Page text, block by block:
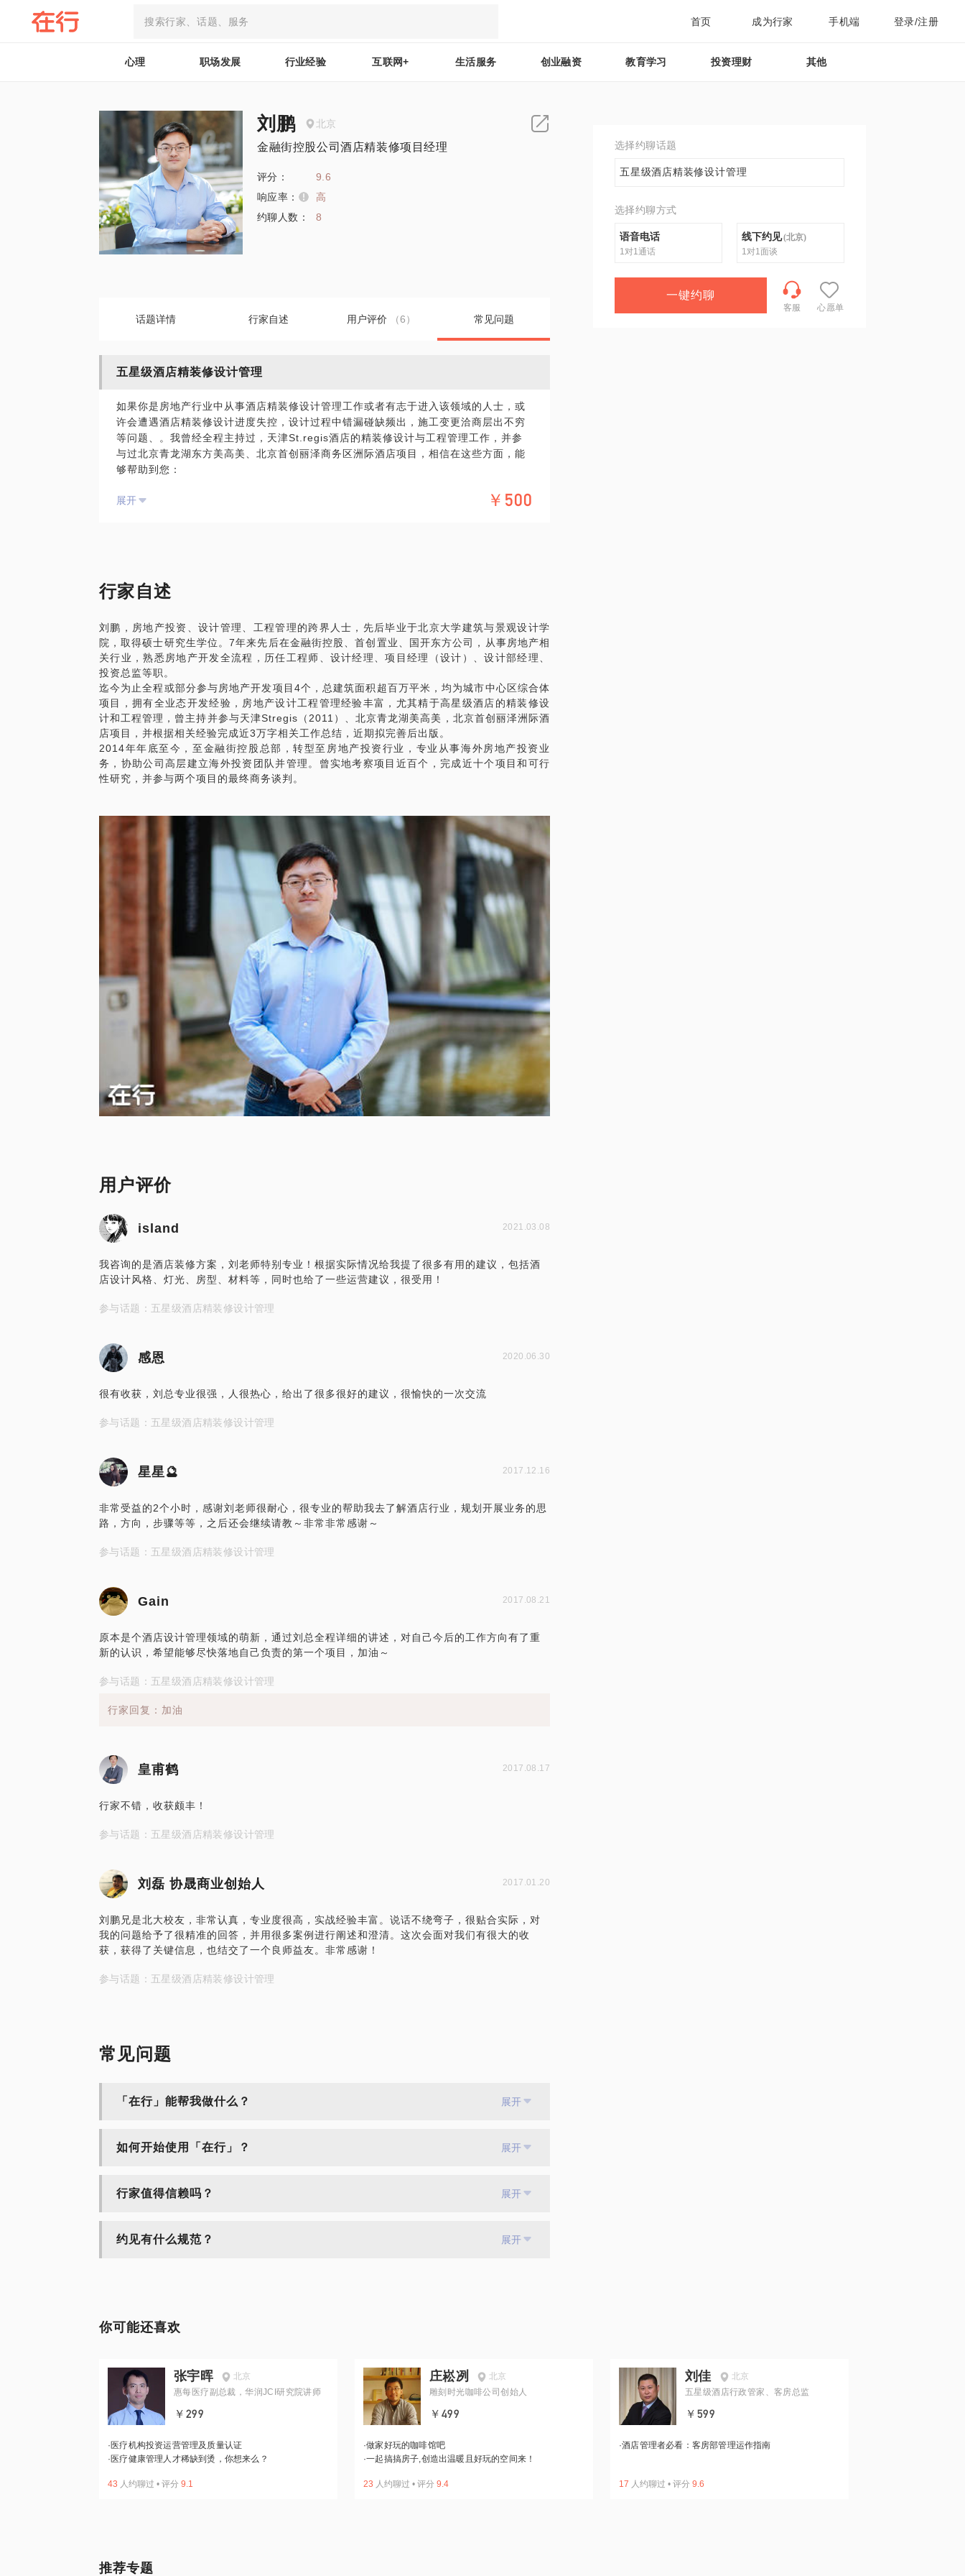
首页 成为行家 手机端 登录/注册
心理 职场发展 行业经验 互联网+ 生活服务 创业融资 教育学习 投资理财 其他
刘鹏 北京
金融街控股公司酒店精装修项目经理
评分：
9.6
响应率：
高
约聊人数：
8
话题详情 行家自述 用户评价 （6） 常见问题
五星级酒店精装修设计管理
如果你是房地产行业中从事酒店精装修设计管理工作或者有志于进入该领域的人士，或
许会遭遇酒店精装修设计进度失控，设计过程中错漏碰缺频出，施工变更洽商层出不穷
等问题、。我曾经全程主持过，天津St.regis酒店的精装修设计与工程管理工作，并参
与过北京青龙湖东方美高美、北京首创丽泽商务区洲际酒店项目，相信在这些方面，能
够帮助到您：
如何协调精装修设计与建筑、景观、灯光、艺术品、市政等数十种专业设计间工作，保
PS在选择与我见面前，请把你的问题更具体化，毕竟，一小时的谈话只能解决一个小问
题，请把你的问题提前发给我，方便我做更精细的准备，提升见面效率，期待与你的见
展开 ￥500
行家自述
刘鹏，房地产投资、设计管理、工程管理的跨界人士，先后毕业于北京大学建筑与景观设计学
院，取得硕士研究生学位。7年来先后在金融街控股、首创置业、国开东方公司，从事房地产相
关行业，熟悉房地产开发全流程，历任工程师、设计经理、项目经理（设计）、设计部经理、
投资总监等职。
迄今为止全程或部分参与房地产开发项目4个，总建筑面积超百万平米，均为城市中心区综合体
项目，拥有全业态开发经验，房地产设计工程管理经验丰富，尤其精于高星级酒店的精装修设
计和工程管理，曾主持并参与天津Stregis（2011）、北京青龙湖美高美，北京首创丽泽洲际酒
店项目，并根据相关经验完成近3万字相关工作总结，近期拟完善后出版。
2014年年底至今，至金融街控股总部，转型至房地产投资行业，专业从事海外房地产投资业
务，协助公司高层建立海外投资团队并管理。曾实地考察项目近百个，完成近十个项目和可行
性研究，并参与两个项目的最终商务谈判。
用户评价
island 2021.03.08
我咨询的是酒店装修方案，刘老师特别专业！根据实际情况给我提了很多有用的建议，包括酒
店设计风格、灯光、房型、材料等，同时也给了一些运营建议，很受用！
参与话题：五星级酒店精装修设计管理
感恩 2020.06.30
很有收获，刘总专业很强，人很热心，给出了很多很好的建议，很愉快的一次交流
参与话题：五星级酒店精装修设计管理
星星🔮 2017.12.16
非常受益的2个小时，感谢刘老师很耐心，很专业的帮助我去了解酒店行业，规划开展业务的思
路，方向，步骤等等，之后还会继续请教～非常非常感谢～
参与话题：五星级酒店精装修设计管理
Gain 2017.08.21
原本是个酒店设计管理领域的萌新，通过刘总全程详细的讲述，对自己今后的工作方向有了重
新的认识，希望能够尽快落地自己负责的第一个项目，加油～
参与话题：五星级酒店精装修设计管理
行家回复：加油
皇甫鹤 2017.08.17
行家不错，收获颇丰！
参与话题：五星级酒店精装修设计管理
刘磊 协晟商业创始人 2017.01.20
刘鹏兄是北大校友，非常认真，专业度很高，实战经验丰富。说话不绕弯子，很贴合实际，对
我的问题给予了很精准的回答，并用很多案例进行阐述和澄清。这次会面对我们有很大的收
获，获得了关键信息，也结交了一个良师益友。非常感谢！
参与话题：五星级酒店精装修设计管理
常见问题
「在行」能帮我做什么？ 展开
如何开始使用「在行」？ 展开
行家值得信赖吗？ 展开
约见有什么规范？ 展开
选择约聊话题
五星级酒店精装修设计管理
选择约聊方式
语音电话
1对1通话
线下约见(北京)
1对1面谈
一键约聊
客服 心愿单
你可能还喜欢
张宇晖
北京
惠每医疗副总裁，华润JCI研究院讲师
￥299
· 医疗机构投资运营管理及质量认证
· 医疗健康管理人才稀缺到烫，你想来么？
43 人约聊过 • 评分 9.1
庄崧冽
北京
雕刻时光咖啡公司创始人
￥499
·做家好玩的咖啡馆吧
·一起搞搞房子,创造出温暖且好玩的空间来！
23 人约聊过 • 评分 9.4
刘佳
北京
五星级酒店行政管家、客房总监
￥599
·酒店管理者必看：客房部管理运作指南
17 人约聊过 • 评分 9.6
推荐专题